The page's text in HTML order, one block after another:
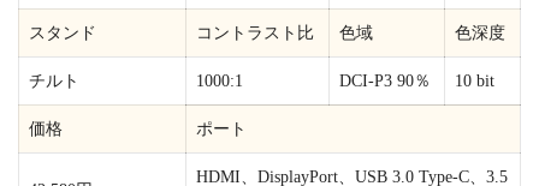
スタンド コントラスト比 色域 色深度
チルト 1000:1 DCI-P3 90％ 10 bit
価格 ポート
HDMI、DisplayPort、USB 3.0 Type-C、3.5